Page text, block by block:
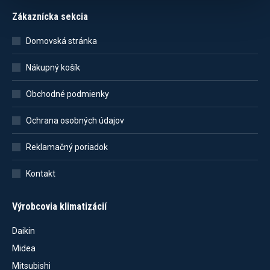
Zákaznícka sekcia
Domovská stránka
Nákupný košík
Obchodné podmienky
Ochrana osobných údajov
Reklamačný poriadok
Kontakt
Výrobcovia klimatizácií
Daikin
Midea
Mitsubishi